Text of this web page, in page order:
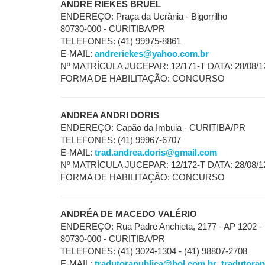
ANDRÉ RIEKES BRUEL
ENDEREÇO: Praça da Ucrânia - Bigorrilho
80730-000 - CURITIBA/PR
TELEFONES: (41) 99975-8861
E-MAIL: andreriekes@yahoo.com.br
Nº MATRÍCULA JUCEPAR: 12/171-T DATA: 28/08/
FORMA DE HABILITAÇÃO: CONCURSO
ANDREA ANDRI DORIS
ENDEREÇO: Capão da Imbuia - CURITIBA/PR
TELEFONES: (41) 99967-6707
E-MAIL: trad.andrea.doris@gmail.com
Nº MATRÍCULA JUCEPAR: 12/172-T DATA: 28/08/
FORMA DE HABILITAÇÃO: CONCURSO
ANDRÉA DE MACEDO VALÉRIO
ENDEREÇO: Rua Padre Anchieta, 2177 - AP 1202 -
80730-000 - CURITIBA/PR
TELEFONES: (41) 3024-1304 - (41) 98807-2708